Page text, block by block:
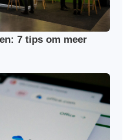
7 tips om meer